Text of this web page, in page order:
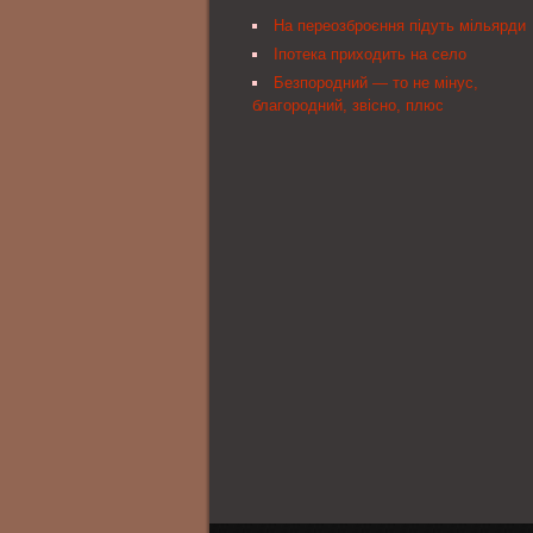
України 10 липня 2013 р. за № 1165/23697
затвердження Положення про порядок
Національним банком України послуг із
розміщення реклами в офіційних виданнях
Національного банку України
На переозброєння підуть мільярди
Іпотека приходить на село
Безпородний — то не мінус,
благородний, звісно, плюс